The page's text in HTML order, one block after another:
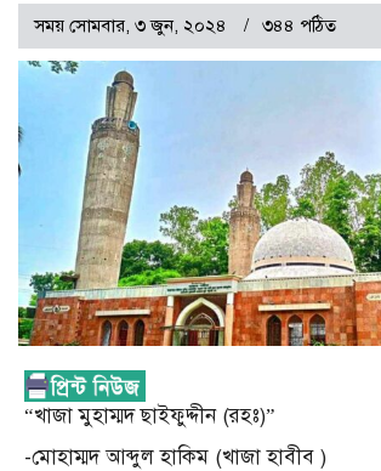
সময় সোমবার, ৩ জুন, ২০২৪ ৩৪৪ পঠিত
“খাজা মুহাম্মদ ছাইফুদ্দীন (রহঃ)”
-মোহাম্মদ আব্দুল হাকিম (খাজা হাবীব )